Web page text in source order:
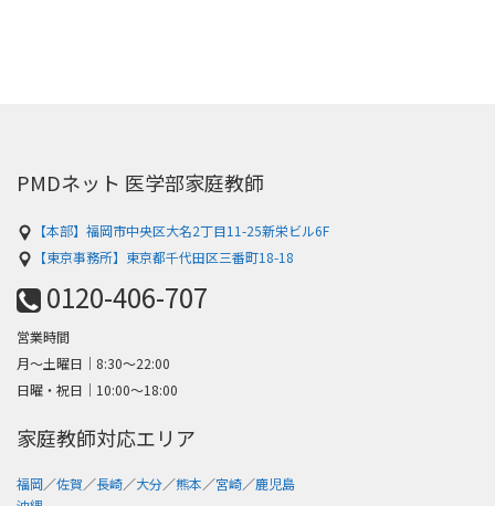
PMDネット 医学部家庭教師
【本部】福岡市中央区大名2丁目11-25新栄ビル6F
【東京事務所】東京都千代田区三番町18-18
0120-406-707
営業時間
月～土曜日│8:30〜22:00
日曜・祝日│10:00〜18:00
家庭教師対応エリア
福岡／佐賀／長崎／大分／熊本／宮崎／鹿児島